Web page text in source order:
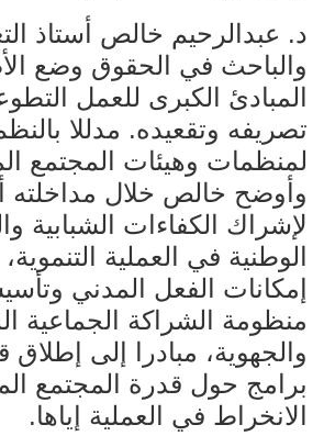
د. عبدالرحيم خالص أستاذ
والباحث في الحقوق وضع
المبادئ الكبرى للعمل
تصريفه وتقعيده. مدللا
لمنظمات وهيئات المجتمع
وأوضح خالص خلال مداخلته
لإشراك الكفاءات الشبابية
الوطنية في العملية
إمكانات الفعل المدني
منظومة الشراكة الجماعية
والجهوية، مبادرا إلى
برامج حول قدرة المجتمع
الانخراط في العملية إياها.